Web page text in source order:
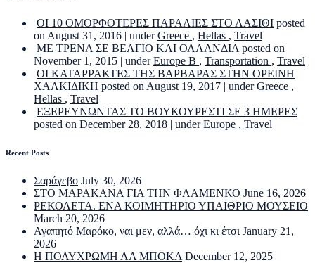
ΟΙ 10 ΟΜΟΡΦΟΤΕΡΕΣ ΠΑΡΑΛΙΕΣ ΣΤΟ ΛΑΣΙΘΙ posted
on August 31, 2016 | underGreece , Hellas , Travel
ΜΕ ΤΡΕΝΑ ΣΕ ΒΕΛΓΙΟ ΚΑΙ ΟΛΛΑΝΔΙΑ posted on
November 1, 2015 | underEurope B , Transportation , Travel
ΟΙ ΚΑΤΑΡΡΑΚΤΕΣ ΤΗΣ ΒΑΡΒΑΡΑΣ ΣΤΗΝ ΟΡΕΙΝΗ
ΧΑΛΚΙΔΙΚΗ posted on August 19, 2017 | underGreece ,
Hellas , Travel
ΕΞΕΡΕΥΝΩΝΤΑΣ ΤΟ ΒΟΥΚΟΥΡΕΣΤΙ ΣΕ 3 ΗΜΕΡΕΣ
posted on December 28, 2018 | underEurope , Travel
Recent Posts
Σαράγεβο July 30, 2026
ΣΤΟ ΜΑΡΑΚΑΝΑ ΓΙΑ ΤΗΝ ΦΛΑΜΕΝΚΟ June 16, 2026
ΡΕΚΟΛΕΤΑ. ΕΝΑ ΚΟΙΜΗΤΗΡΙΟ ΥΠΑΙΘΡΙΟ ΜΟΥΣΕΙΟ
March 20, 2026
Αγαπητό Μαρόκο, ναι μεν, αλλά… όχι κι έτσι January 21,
2026
Η ΠΟΛΥΧΡΩΜΗ ΛΑ ΜΠΟΚΑ December 12, 2025